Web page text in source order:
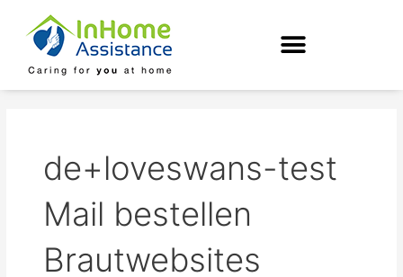
content
de+loveswans-test
Mail bestellen
Brautwebsites